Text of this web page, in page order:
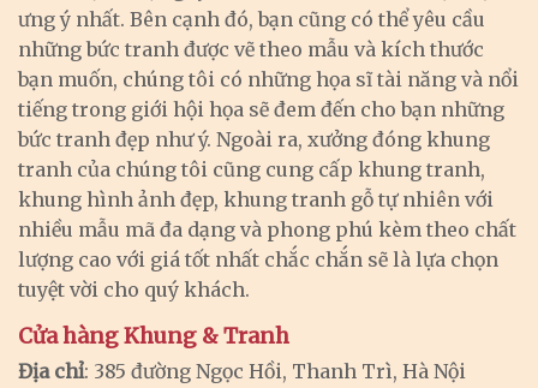
ưng ý nhất. Bên cạnh đó, bạn cũng có thể yêu cầu
những bức tranh được vẽ theo mẫu và kích thước
bạn muốn, chúng tôi có những họa sĩ tài năng và nổi
tiếng trong giới hội họa sẽ đem đến cho bạn những
bức tranh đẹp như ý. Ngoài ra, xưởng đóng khung
tranh của chúng tôi cũng cung cấp khung tranh,
khung hình ảnh đẹp, khung tranh gỗ tự nhiên với
nhiều mẫu mã đa dạng và phong phú kèm theo chất
lượng cao với giá tốt nhất chắc chắn sẽ là lựa chọn
tuyệt vời cho quý khách.
Cửa hàng Khung & Tranh
Địa chỉ: 385 đường Ngọc Hồi, Thanh Trì, Hà Nội